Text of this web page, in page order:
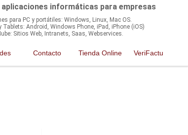
informáticas para empresas
para PC y portátiles: Windows, Linux, Mac OS.
Tablets: Android, Windows Phone, iPad, iPhone (iOS)
Sitios Web, Intranets, Saas, Webservices.
Contacto Tienda Online VeriFactu